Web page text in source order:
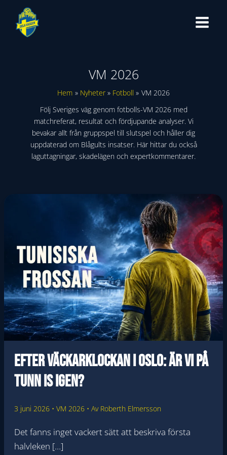
innehåll
VM 2026
Hem Nyheter Fotboll
VM 2026
Följ Sveriges väg genom fotbolls-VM 2026 med
matchreferat, resultat och fördjupande analyser. Vi
bevakar allt från gruppspel till slutspel och håller dig
uppdaterad om Blågults insatser. Här hittar du också
laguttagningar, skadelägen och expertkommentarer.
Efter väckarklockan i Oslo: Är vi på
tunn is igen?
3 juni 2026 • VM 2026• Av Roberth Elmersson
Det fanns inget vackert sätt att beskriva första
halvleken […]